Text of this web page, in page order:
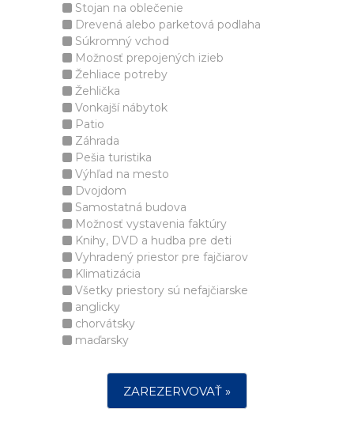
Stojan na oblečenie
Drevená alebo parketová podlaha
Súkromný vchod
Možnosť prepojených izieb
Žehliace potreby
Žehlička
Vonkajší nábytok
Patio
Záhrada
Pešia turistika
Výhľad na mesto
Dvojdom
Samostatná budova
Možnosť vystavenia faktúry
Knihy, DVD a hudba pre deti
Vyhradený priestor pre fajčiarov
Klimatizácia
Všetky priestory sú nefajčiarske
anglicky
chorvátsky
maďarsky
ZAREZERVOVAŤ »